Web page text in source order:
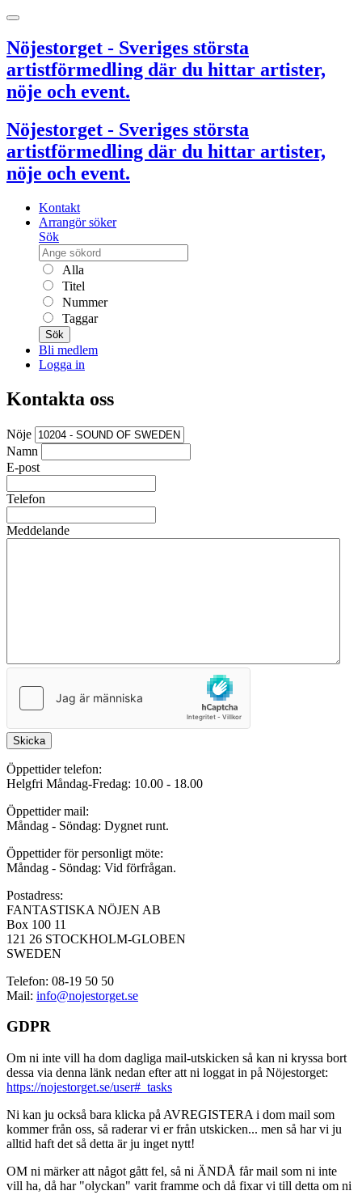
Nöjestorget - Sveriges största
artistförmedling där du hittar artister,
nöje och event.
Nöjestorget - Sveriges största
artistförmedling där du hittar artister,
nöje och event.
Kontakt
Arrangör söker
Sök
Alla
Titel
Nummer
Taggar
Sök
Bli medlem
Logga in
Kontakta oss
Nöje
Namn
E-post
Telefon
Meddelande
Skicka
Öppettider telefon:
Helgfri Måndag-Fredag: 10.00 - 18.00
Öppettider mail:
Måndag - Söndag: Dygnet runt.
Öppettider för personligt möte:
Måndag - Söndag: Vid förfrågan.
Postadress:
FANTASTISKA NÖJEN AB
Box 100 11
121 26 STOCKHOLM-GLOBEN
SWEDEN
Telefon: 08-19 50 50
Mail: info@nojestorget.se
GDPR
Om ni inte vill ha dom dagliga mail-utskicken så kan ni kryssa bort
dessa via denna länk nedan efter att ni loggat in på Nöjestorget:
https://nojestorget.se/user#_tasks
Ni kan ju också bara klicka på AVREGISTERA i dom mail som
kommer från oss, så raderar vi er från utskicken... men så har vi ju
alltid haft det så detta är ju inget nytt!
OM ni märker att något gått fel, så ni ÄNDÅ får mail som ni inte
vill ha, då har "olyckan" varit framme och då fixar vi till detta om ni